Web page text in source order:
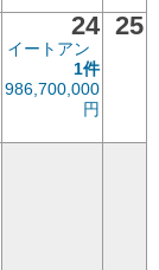
24
イートアン
1件
986,700,000
円
25